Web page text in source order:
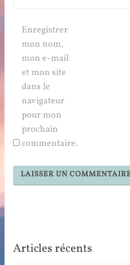
Enregistrer
mon nom,
mon e-mail
et mon site
dans le
navigateur
pour mon
prochain
commentaire.
Articles récents